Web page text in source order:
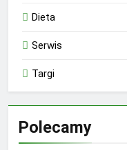
Dieta
Serwis
Targi
Polecamy